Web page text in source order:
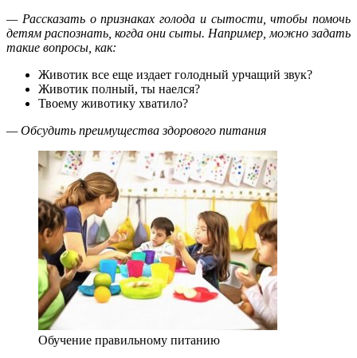
— Рассказать о признаках голода и сытости, чтобы помочь
детям распознать, когда они сыты. Например, можно задать
такие вопросы, как:
Животик все еще издает голодный урчащий звук?
Животик полный, ты наелся?
Твоему животику хватило?
— Обсудить преимущества здорового питания
Обучение правильному питанию